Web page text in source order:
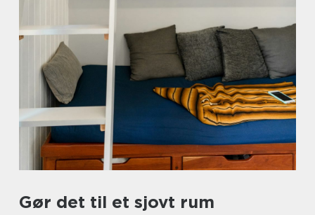
Gør det til et sjovt rum